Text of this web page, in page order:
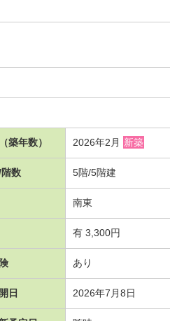
築年数） 2026年2月 新築
数 5階/5階建
南東
有 3,300円
あり
日 2026年7月8日